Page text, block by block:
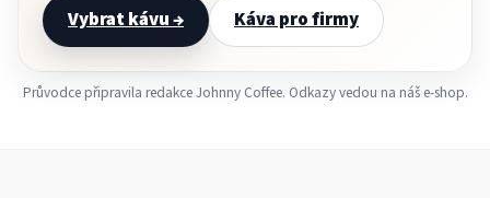
Vybrat kávu → Káva pro firmy
Průvodce připravila redakce Johnny Coffee. Odkazy vedou na náš e-shop.